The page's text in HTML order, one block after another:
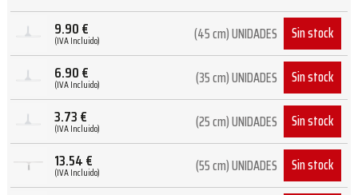
9.90€
(IVA Incluido) (45 cm) UNIDADES Sin stock
6.90€
(IVA Incluido) (35 cm) UNIDADES Sin stock
3.73€
(IVA Incluido) (25 cm) UNIDADES Sin stock
13.54€
(IVA Incluido) (55 cm) UNIDADES Sin stock